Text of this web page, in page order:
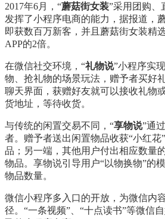
2017年6月，“蘑菇街女装”采用团购、
发挥了小程序电商的能力，据报道，
即获数百万新客，并且蘑菇街女装精
APP的2倍。
在微信社交环境，“礼物说”小程序实
物、抢礼物的场景玩法，赠予者买好
聊天界面，获赠好友就可以接收礼物
货地址，等待收货。
与传统的闲置交易不同，“享物说”通
者。赠予者送出闲置物品收获“小红花
品；另一端，其他用户付出相应数量
物品。享物说引导用户“以物换物”的
物品数量。
微信小程序多入口的开放，为微信内
径。“一条视频”、“十点读书”等微信